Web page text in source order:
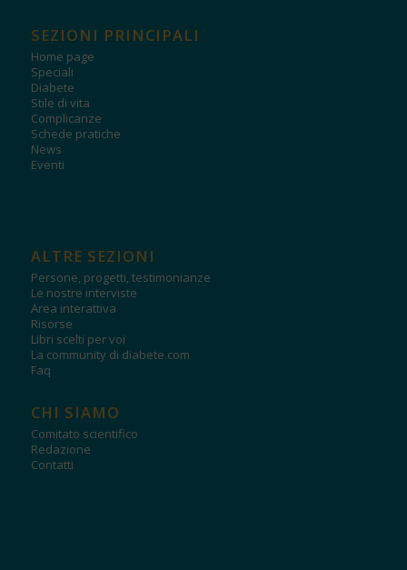
SEZIONI PRINCIPALI
Home page
Speciali
Diabete
Stile di vita
Complicanze
Schede pratiche
News
Eventi
ALTRE SEZIONI
Persone, progetti, testimonianze
Le nostre interviste
Area interattiva
Risorse
Libri scelti per voi
La community di diabete.com
Faq
CHI SIAMO
Comitato scientifico
Redazione
Contatti